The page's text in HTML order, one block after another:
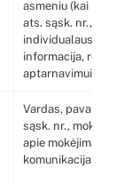
asmeniu (kai
ats. sąsk. nr.,
individualaus
informacija,
aptarnavimui.
Vardas, pavardė,
sąsk. nr.,
apie mokėjimą,
komunikacija su